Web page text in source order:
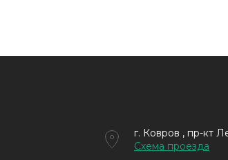
г. Ковров , пр-кт
Cхема проезда